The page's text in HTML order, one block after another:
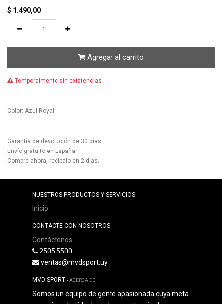
$ 1.490,00
Agregar al carrito
Temporalmente sin existencias
Color: Azul Royal
Garantía de devolución de 30 días
Envío gratuito en España
Compre ahora, recíbalo en 2 días.
NUESTROS PRODUCTOS Y SERVICIOS
Inicio
CONTACTE CON NOSOTROS
Contáctenos
2505 5500
ventas@mvdsport.uy
MVD SPORT -ACERCA DE
Somos un equipo de gente apasionada cuya meta